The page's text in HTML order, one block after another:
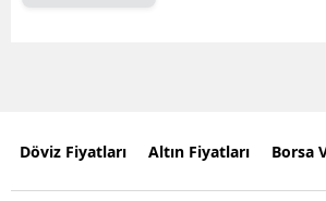
Döviz Fiyatları Altın Fiyatları Borsa